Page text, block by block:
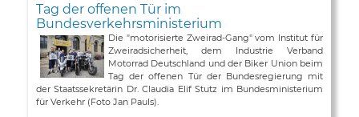
Tag der offenen Tür im
Bundesverkehrsministerium
Die "motorisierte Zweirad-Gang" vom Institut für
Zweiradsicherheit, dem Industrie Verband
Motorrad Deutschland und der Biker Union beim
Tag der offenen Tür der Bundesregierung mit
der Staatssekretärin Dr. Claudia Elif Stutz im Bundesministerium
für Verkehr (Foto Jan Pauls).